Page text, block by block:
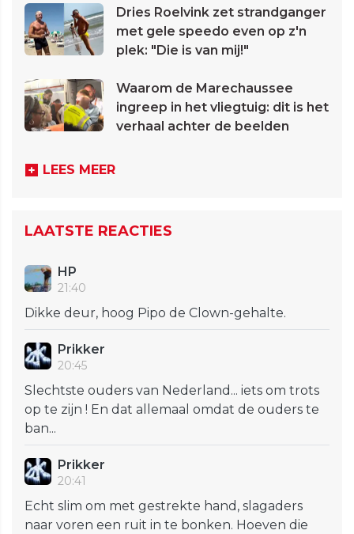
Dries Roelvink zet strandganger
met gele speedo even op z'n
plek: "Die is van mij!"
Waarom de Marechaussee
ingreep in het vliegtuig: dit is het
verhaal achter de beelden
LEES MEER
LAATSTE REACTIES
HP
21:40
Dikke deur, hoog Pipo de Clown-gehalte.
Prikker
20:45
Slechtste ouders van Nederland... iets om trots
op te zijn ! En dat allemaal omdat de ouders te
ban...
Prikker
20:41
Echt slim om met gestrekte hand, slagaders
naar voren een ruit in te bonken. Hoeven die